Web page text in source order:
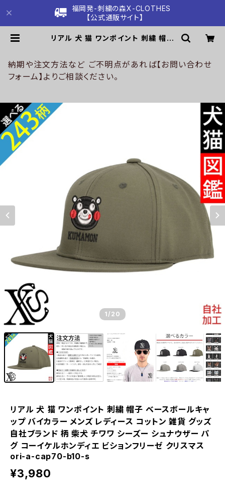
福岡発-刺繍の森X-CLOTHES
【公式通販サイト】
リアル 犬 猫 ワンポイント 刺繍 帽子
自社ブランド 柄 柴犬 チワワ シーズ
ー シュナウザー パグ コーイケルホン
ディエ ビションフリーゼ クリスマス o
納期や注文方法など ご不明点があれば【お問い合わせ
フォーム】よりご相談ください。
1 /20
リアル 犬 猫 ワンポイント 刺繍 帽子 ベースボールキャ
ップ バイカラー メンズ レディース コットン 雑貨 グッズ
自社ブランド 柄 柴犬 チワワ シーズー シュナウザー パ
グ コーイケルホンディエ ビションフリーゼ クリスマス
ori-a-cap70-b10-s
¥3,980